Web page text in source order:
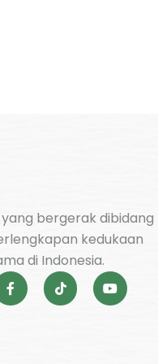
bergerak dibidang
kedukaan
di Indonesia.
F
a
c
T
i
k
Y
o
u